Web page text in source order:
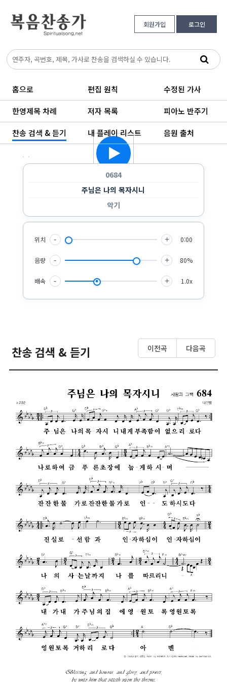
회원가입 로그인
홈으로 편집 원칙 수정된 가사
한영제목 차례 저자 목록 피아노 반주기
찬송 검색 & 듣기 내 플레이 리스트 음원 출처
순서대로 한 번 듣기
순서대로 반복 듣기
랜덤으로 듣기
한 곡만 반복 듣기
0684
주님은 나의 목자시니
악기
위치 - + 0:00
음량 - + 80%
배속 - + 1.0x
찬송 검색 & 듣기 이전곡 다음곡